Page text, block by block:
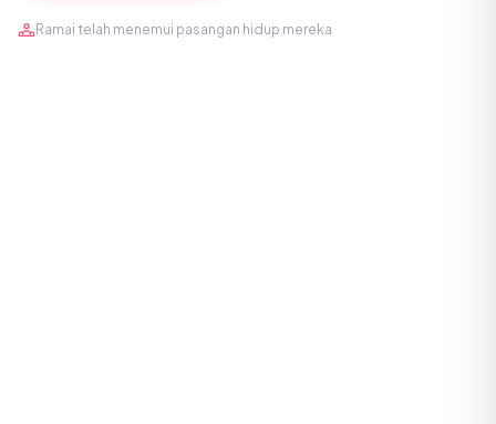
Ramai telah menemui pasangan hidup mereka